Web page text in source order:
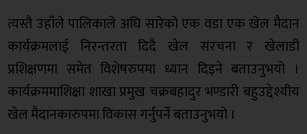
त्यस्तै उहाँले पालिकाले अघि सारेको एक वडा एक खेल मैदान
कार्यक्रमलाई निरन्तरता दिदै खेल संरचना र खेलाडी
प्रशिक्षणमा समेत विशेषरुपमा ध्यान दिइने बताउनुभयो ।
कार्यक्रममाशिक्षा शाखा प्रमुख चक्रबहादुर भण्डारी बहुउद्देश्यीय
खेल मैदानकारुपमा विकास गर्नुपर्ने बताउनुभयो ।